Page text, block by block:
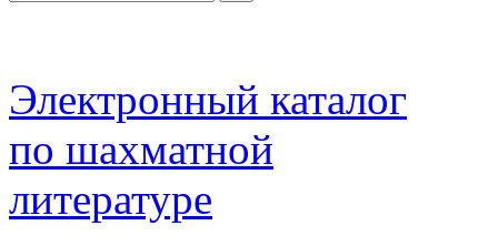
Электронный каталог
по шахматной
литературе